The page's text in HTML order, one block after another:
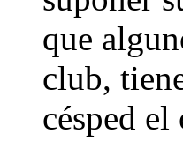
que
club,
césped el